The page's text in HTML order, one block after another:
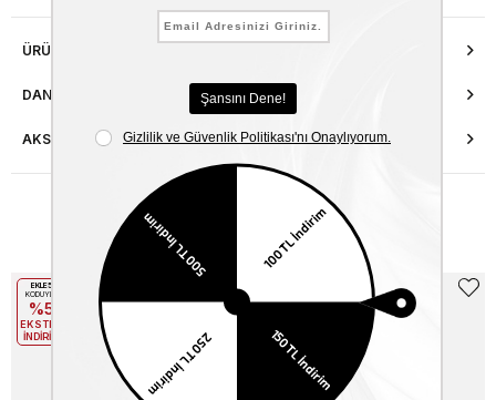
ÜRÜN ÖZELLIKLERI
DANIŞMA HATTI
AKSESUAR ONARIMI
Benzer Ürünler
EKLE5
KODUYLA
%5
EKSTRA
İNDİRİM
%5
İNDİRİM